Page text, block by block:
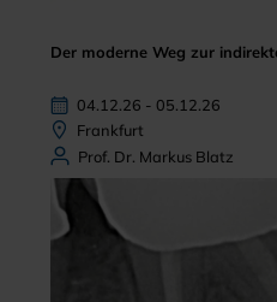
Der moderne Weg zur
04.12.26 - 05.12.26
Frankfurt
Prof. Dr. Markus Blatz